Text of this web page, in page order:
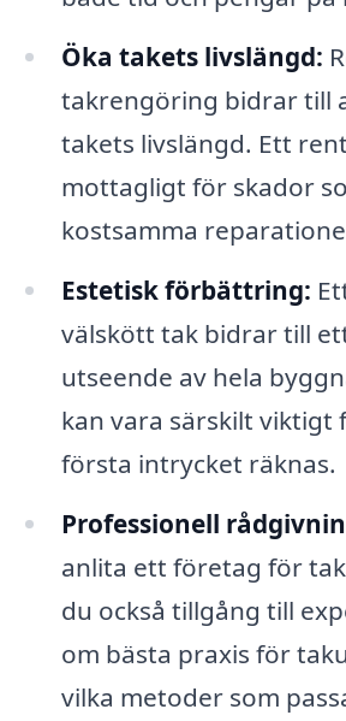
Öka takets livslängd:
takrengöring bidrar till
takets livslängd. Ett
mottagligt för skador
kostsamma
Estetisk förbättring:
välskött tak bidrar till
utseende av hela
kan vara särskilt
första intrycket räknas.
Professionell
anlita ett företag för
du också tillgång till
om bästa praxis för
vilka metoder som